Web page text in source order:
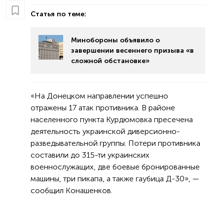
Статья по теме:
Минобороны объявило о
завершении весеннего призыва «в
сложной обстановке»
«На Донецком направлении успешно
отражены 17 атак противника. В районе
населенного пункта Курдюмовка пресечена
деятельность украинской диверсионно-
разведывательной группы. Потери противника
составили до 315-ти украинских
военнослужащих, две боевые бронированные
машины, три пикапа, а также гаубица Д-30», —
сообщил Конашенков.